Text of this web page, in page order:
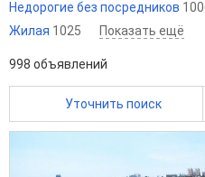
Недорогие без посредников
Жилая 1025 Показать ещё
998 объявлений
Уточнить поиск